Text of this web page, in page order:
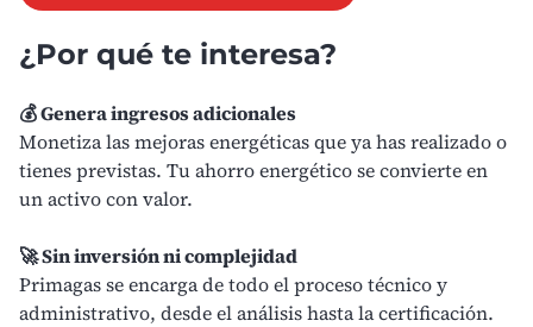
¿Por qué te interesa?
💰 Genera ingresos adicionales
Monetiza las mejoras energéticas que ya has realizado o
tienes previstas. Tu ahorro energético se convierte en
un activo con valor.
🚀 Sin inversión ni complejidad
Primagas se encarga de todo el proceso técnico y
administrativo, desde el análisis hasta la certificación.